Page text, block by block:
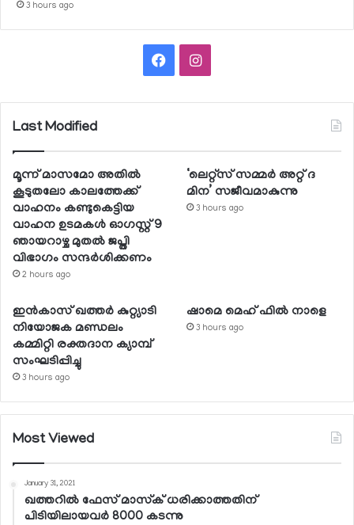
3 hours ago
FacebookInstagram
Last Modified
മൂന്ന് മാസമോ അതില്‍
കൂടുതലോ കാലത്തേക്ക്
വാഹനം കണ്ടുകെട്ടിയ
വാഹന ഉടമകള്‍ ഓഗസ്റ്റ് 9
ഞായറാഴ്ച മുതല്‍ ജപ്തി
വിഭാഗം സന്ദര്‍ശിക്കണം
2 hours ago
‘ലെറ്റ്‌സ് സമ്മര്‍ അറ്റ് ദ
മിന’ സജീവമാകുന്നു
3 hours ago
ഇന്‍കാസ് ഖത്തര്‍ കുറ്റ്യാടി
നിയോജക മണ്ഡലം
കമ്മിറ്റി രക്തദാന ക്യാമ്പ്
സംഘടിപ്പിച്ചു
3 hours ago
ഷാമെ മെഹ് ഫില്‍ നാളെ
3 hours ago
Most Viewed
January 31, 2021
ഖത്തറില്‍ ഫേസ് മാസ്‌ക് ധരിക്കാത്തതിന്
പിടിയിലായവര്‍ 8000 കടന്നു